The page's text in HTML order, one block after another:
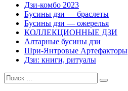
Дзи-комбо 2023
Бусины дзи — браслеты
Бусины дзи — ожерелья
КОЛЛЕКЦИОННЫЕ ДЗИ
Алтарные бусины дзи
Шри-Янтровые Артефакторы
Дзи: книги, ритуалы